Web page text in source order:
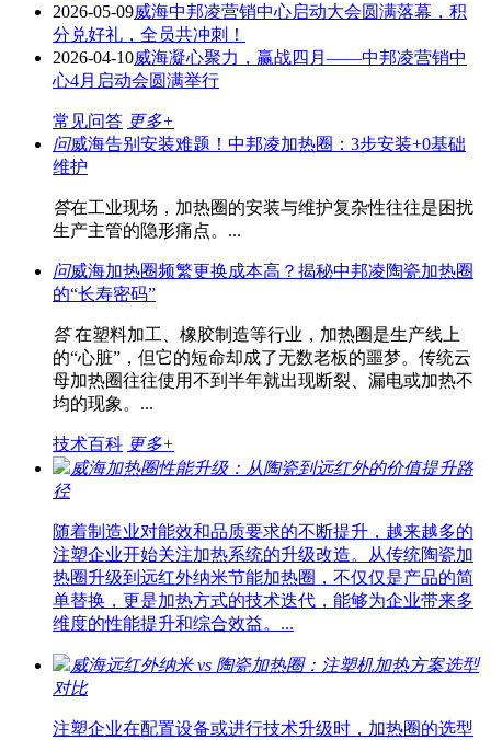
2026-05-09威海中邦凌营销中心启动大会圆满落幕，积
分兑好礼，全员共冲刺！
2026-04-10威海凝心聚力，赢战四月——中邦凌营销中
心4月启动会圆满举行
常见问答 更多+
问威海告别安装难题！中邦凌加热圈：3步安装+0基础
维护
答在工业现场，加热圈的安装与维护复杂性往往是困扰
生产主管的隐形痛点。...
问威海加热圈频繁更换成本高？揭秘中邦凌陶瓷加热圈
的“长寿密码”
答在塑料加工、橡胶制造等行业，加热圈是生产线上
的“心脏”，但它的短命却成了无数老板的噩梦。传统云
母加热圈往往使用不到半年就出现断裂、漏电或加热不
均的现象。...
技术百科 更多+
威海加热圈性能升级：从陶瓷到远红外的价值提升路
径
随着制造业对能效和品质要求的不断提升，越来越多的
注塑企业开始关注加热系统的升级改造。从传统陶瓷加
热圈升级到远红外纳米节能加热圈，不仅仅是产品的简
单替换，更是加热方式的技术迭代，能够为企业带来多
维度的性能提升和综合效益。...
威海远红外纳米 vs 陶瓷加热圈：注塑机加热方案选型
对比
注塑企业在配置设备或进行技术升级时，加热圈的选型